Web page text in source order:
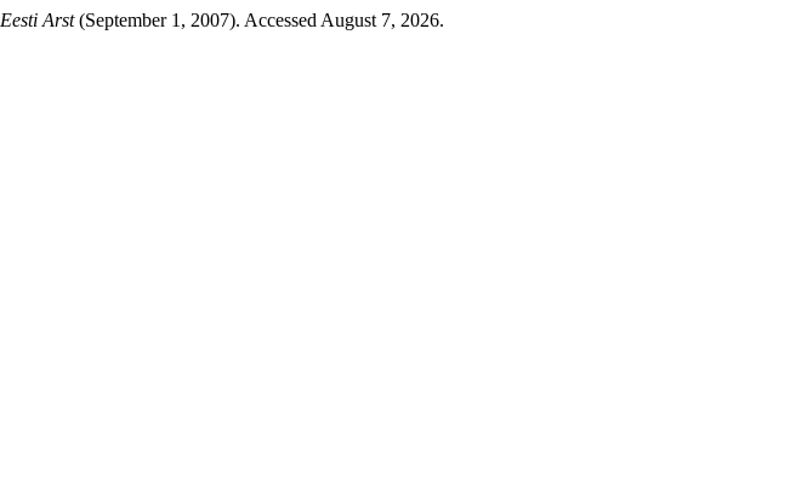
Eesti Arst(September 1, 2007). Accessed August 7, 2026.